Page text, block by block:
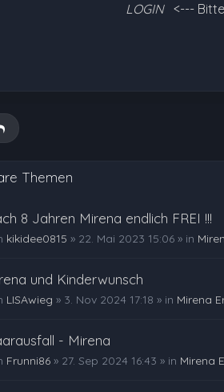
LOGIN <---
Themen
8 Jahren Mirena endlich FREI !!!
kikidee0815 » 22. Mai 2023 15:06» in
und Kinderwunsch
LISAwieg » 3. Nov 2024 17:18 » in Mirena
- Mirena
Frunni86» 27. Sep 2024 16:43 » in Mirena